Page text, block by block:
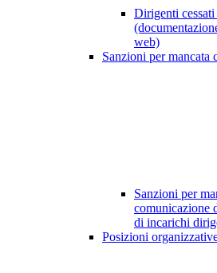
Dirigenti
web)
Sanzioni per mancata
Sanzioni per
comunicazione
di incarichi
Posizioni